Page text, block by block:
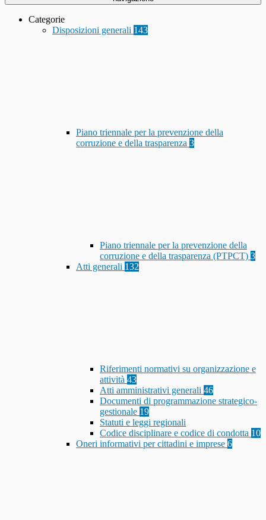
Categorie
Disposizioni generali 143
Piano triennale per la prevenzione della
corruzione e della trasparenza 3
Piano triennale per la prevenzione della
corruzione e della trasparenza (PTPCT) 3
Atti generali 132
Riferimenti normativi su organizzazione e
attività 43
Atti amministrativi generali 46
Documenti di programmazione strategico-
gestionale 19
Statuti e leggi regionali
Codice disciplinare e codice di condotta 10
Oneri informativi per cittadini e imprese 6